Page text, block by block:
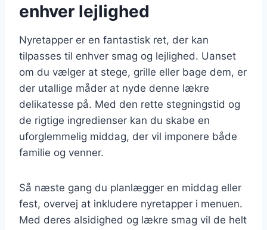
enhver lejlighed
Nyretapper er en fantastisk ret, der kan
tilpasses til enhver smag og lejlighed. Uanset
om du vælger at stege, grille eller bage dem, er
der utallige måder at nyde denne lækre
delikatesse på. Med den rette stegningstid og
de rigtige ingredienser kan du skabe en
uforglemmelig middag, der vil imponere både
familie og venner.
Så næste gang du planlægger en middag eller
fest, overvej at inkludere nyretapper i menuen.
Med deres alsidighed og lækre smag vil de helt